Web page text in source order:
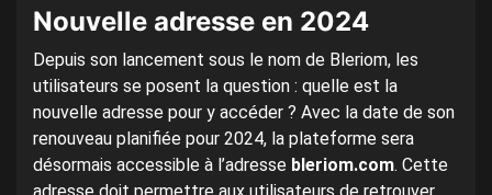
Nouvelle adresse en 2024
Depuis son lancement sous le nom de Bleriom, les
utilisateurs se posent la question : quelle est la
nouvelle adresse pour y accéder ? Avec la date de son
renouveau planifiée pour 2024, la plateforme sera
désormais accessible à l’adresse bleriom.com. Cette